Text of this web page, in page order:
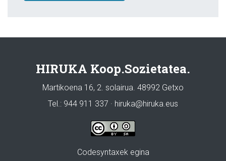
HIRUKA Koop.Sozietatea.
Martikoena 16, 2. solairua. 48992 Getxo
Tel.: 944 911 337 · hiruka@hiruka.eus
Codesyntaxek egina